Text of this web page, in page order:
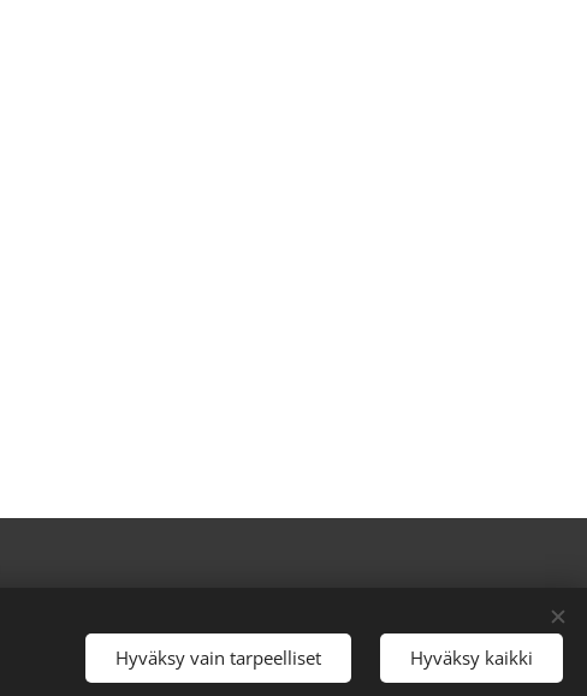
Hyväksy vain tarpeelliset Hyväksy kaikki